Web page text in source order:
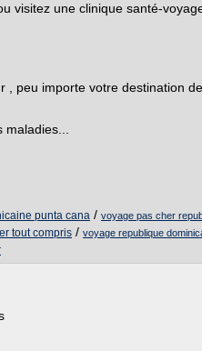
visitez une clinique santé-
peu importe votre destination
punta cana / voyage pas cher
tout compris / voyage republique